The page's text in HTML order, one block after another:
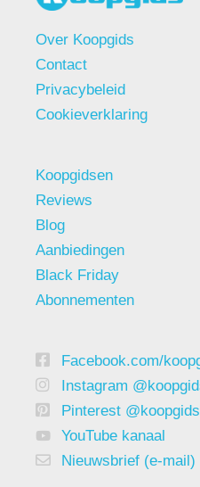
Over Koopgids
Contact
Privacybeleid
Cookieverklaring
Koopgidsen
Reviews
Blog
Aanbiedingen
Black Friday
Abonnementen
Facebook.com/
Instagram
Pinterest @koopgids
YouTube kanaal
Nieuwsbrief (e-mail)